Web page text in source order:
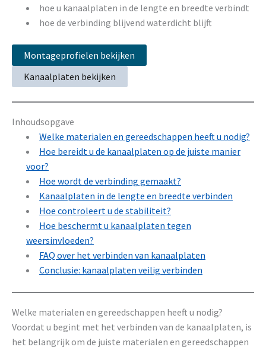
hoe u kanaalplaten in de lengte en breedte verbindt
hoe de verbinding blijvend waterdicht blijft
Montageprofielen bekijken
Kanaalplaten bekijken
Inhoudsopgave
Welke materialen en gereedschappen heeft u nodig?
Hoe bereidt u de kanaalplaten op de juiste manier
voor?
Hoe wordt de verbinding gemaakt?
Kanaalplaten in de lengte en breedte verbinden
Hoe controleert u de stabiliteit?
Hoe beschermt u kanaalplaten tegen
weersinvloeden?
FAQ over het verbinden van kanaalplaten
Conclusie: kanaalplaten veilig verbinden
Welke materialen en gereedschappen heeft u nodig?
Voordat u begint met het verbinden van de kanaalplaten, is
het belangrijk om de juiste materialen en gereedschappen